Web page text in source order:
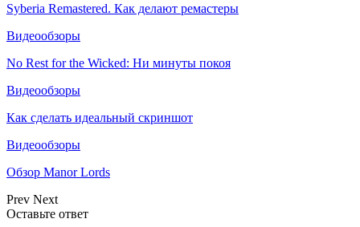
Syberia Remastered. Как делают ремастеры
Видеообзоры
No Rest for the Wicked: Ни минуты покоя
Видеообзоры
Как сделать идеальный скриншот
Видеообзоры
Обзор Manor Lords
Prev Next
Оставьте ответ